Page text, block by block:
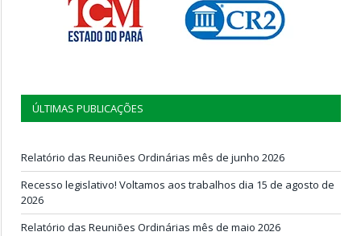
ÚLTIMAS PUBLICAÇÕES
Relatório das Reuniões Ordinárias mês de junho 2026
Recesso legislativo! Voltamos aos trabalhos dia 15 de agosto de
2026
Relatório das Reuniões Ordinárias mês de maio 2026